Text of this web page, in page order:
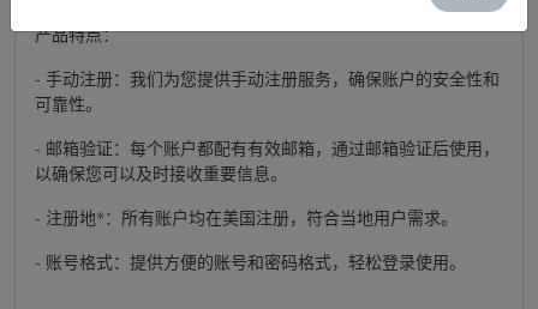
产品特点：
- 手动注册：我们为您提供手动注册服务，确保账户的安全性和
可靠性。
- 邮箱验证：每个账户都配有有效邮箱，通过邮箱验证后使用，
以确保您可以及时接收重要信息。
- 注册地*：所有账户均在美国注册，符合当地用户需求。
- 账号格式：提供方便的账号和密码格式，轻松登录使用。